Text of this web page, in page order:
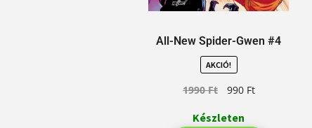
All-New Spider-Gwen #4
AKCIÓ!
1990Ft 990 Ft
Készleten